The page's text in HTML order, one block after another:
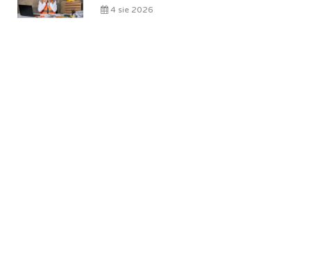
4 sie 2026